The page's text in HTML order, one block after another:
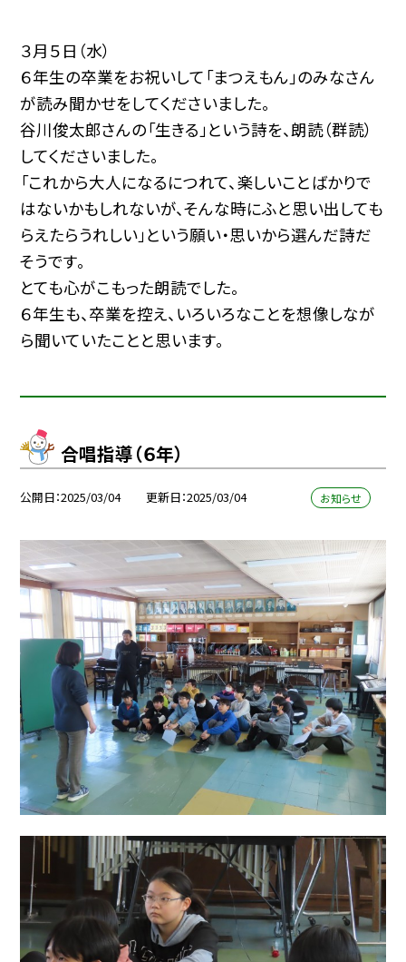
３月５日（水）
６年生の卒業をお祝いして「まつえもん」のみなさん
が読み聞かせをしてくださいました。
谷川俊太郎さんの「生きる」という詩を、朗読（群読）
してくださいました。
「これから大人になるにつれて、楽しいことばかりで
はないかもしれないが、そんな時にふと思い出しても
らえたらうれしい」という願い・思いから選んだ詩だ
そうです。
とても心がこもった朗読でした。
６年生も、卒業を控え、いろいろなことを想像しなが
ら聞いていたことと思います。
合唱指導（６年）
公開日 2025/03/04 更新日 2025/03/04 お知らせ